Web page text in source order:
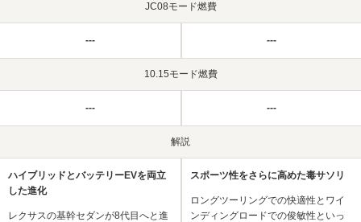
JC08モード燃費
--- ---
10.15モード燃費
--- ---
解説
ハイブリッドとバッテリーEVを両立
した進化
レクサスの基幹セダンが8代目へと進
スポーツ性をさらに高めた毒サソリ
ロングツーリングでの快適性とワイ
ンディングロードでの俊敏性といっ